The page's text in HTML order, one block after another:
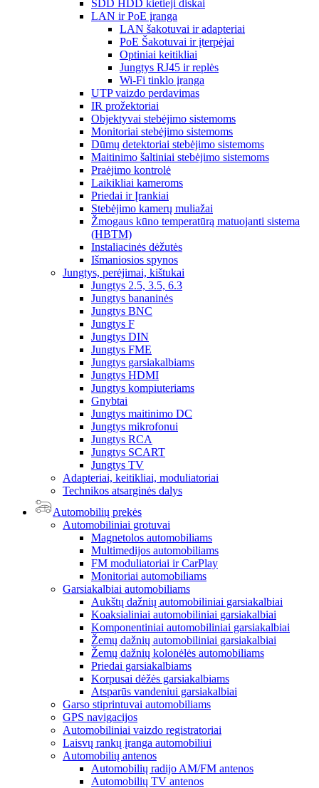
SDD HDD kietieji diskai
LAN ir PoE įranga
LAN šakotuvai ir adapteriai
PoE Šakotuvai ir įterpėjai
Optiniai keitikliai
Jungtys RJ45 ir replės
Wi-Fi tinklo įranga
UTP vaizdo perdavimas
IR prožektoriai
Objektyvai stebėjimo sistemoms
Monitoriai stebėjimo sistemoms
Dūmų detektoriai stebėjimo sistemoms
Maitinimo šaltiniai stebėjimo sistemoms
Praėjimo kontrolė
Laikikliai kameroms
Priedai ir Įrankiai
Stebėjimo kamerų muliažai
Žmogaus kūno temperatūrą matuojanti sistema
(HBTM)
Instaliacinės dėžutės
Išmaniosios spynos
Jungtys, perėjimai, kištukai
Jungtys 2.5, 3.5, 6.3
Jungtys bananinės
Jungtys BNC
Jungtys F
Jungtys DIN
Jungtys FME
Jungtys garsiakalbiams
Jungtys HDMI
Jungtys kompiuteriams
Gnybtai
Jungtys maitinimo DC
Jungtys mikrofonui
Jungtys RCA
Jungtys SCART
Jungtys TV
Adapteriai, keitikliai, moduliatoriai
Technikos atsarginės dalys
Automobilių prekės
Automobiliniai grotuvai
Magnetolos automobiliams
Multimedijos automobiliams
FM moduliatoriai ir CarPlay
Monitoriai automobiliams
Garsiakalbiai automobiliams
Aukštų dažnių automobiliniai garsiakalbiai
Koaksialiniai automobiliniai garsiakalbiai
Komponentiniai automobiliniai garsiakalbiai
Žemų dažnių automobiliniai garsiakalbiai
Žemų dažnių kolonėlės automobiliams
Priedai garsiakalbiams
Korpusai dėžės garsiakalbiams
Atsparūs vandeniui garsiakalbiai
Garso stiprintuvai automobiliams
GPS navigacijos
Automobiliniai vaizdo registratoriai
Laisvų rankų įranga automobiliui
Automobilių antenos
Automobilių radijo AM/FM antenos
Automobilių TV antenos